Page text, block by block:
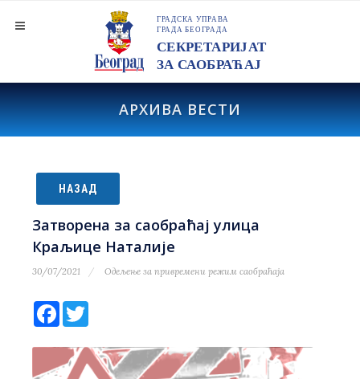
АРХИВА ВЕСТИ
НАЗАД
Затворена за саобраћај улица
Краљице Наталије
30/07/2021 Одељење за привремени режим саобраћаја
Facebook